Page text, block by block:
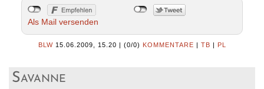
Als Mail versenden
BLW 15.06.2009, 15.20 | (0/0) KOMMENTARE | TB | PL
Savanne